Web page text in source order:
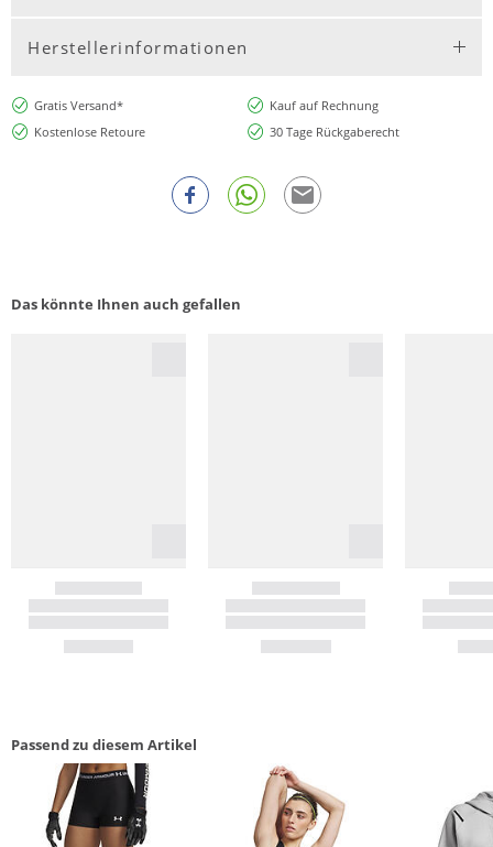
Herstellerinformationen
Gratis Versand*
Kauf auf Rechnung
Kostenlose Retoure
30 Tage Rückgaberecht
Das könnte Ihnen auch gefallen
Passend zu diesem Artikel